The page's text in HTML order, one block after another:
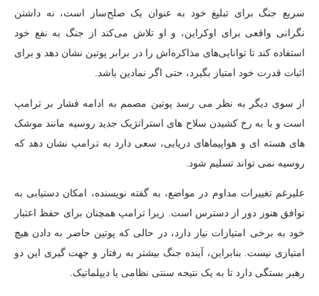
سریع جنگ برای تبلیغ خود به عنوان یک صلح‌ساز است، نه داشتن
نگرانی واقعی برای اوکراین، و او تلاش می‌کند از جنگ به نفع خود
استفاده کند تا توانایی‌های مذاکره‌اش را در برابر پوتین نشان دهد و برای
اثبات قدرت خود امتیاز بگیرد، حتی اگر نمادین باشد.
از سوی دیگر به نظر می رسد پوتین مصمم به ادامه فشار بر ترامپ
است و با به رخ کشیدن سلاح های استراتژیک جدید روسیه مانند موشک
های هسته ای و هواپیماهای دریایی، سعی دارد به ترامپ نشان دهد که
روسیه نمی تواند تسلیم شود.
علیرغم تغییرات مداوم در مواضع، به گفته نویسنده، امکان دستیابی به
توافق هنوز دور از دسترس است. زیرا ترامپ همچنان برای حفظ اعتبار
خود به برخی امتیازات نیاز دارد، در حالی که پوتین حاضر به دادن هیچ
امتیازی نیست. بنابراین، آینده جنگ بیشتر به رفتار و جهت گیری این دو
رهبر بستگی دارد تا به یک نتیجه سنتی نظامی یا دیپلماتیک.